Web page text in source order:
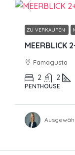
ZU VERKAUFEN
MEERBLICK
Famagusta
2 2
PENTHOUSE